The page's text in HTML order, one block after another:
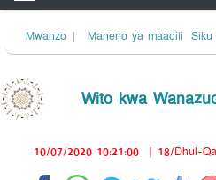
Mwanzo | Maneno ya maadili
Wito kwa
10/07/2020 10:21:00 | 18/Dhul-